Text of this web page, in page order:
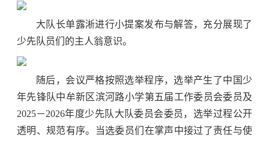
大队长单露淅进行小提案发布与解答，充分展现了
少先队员们的主人翁意识。
随后，会议严格按照选举程序，选举产生了中国少
年先锋队中牟新区滨河路小学第五届工作委员会委员及
2025－2026年度少先队大队委员会委员，选举过程公开
透明、规范有序。当选委员们在掌声中接过了责任与使